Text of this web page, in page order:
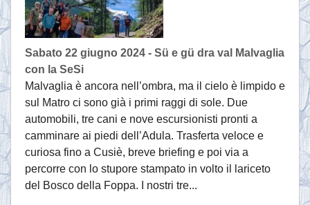
Sabato 22 giugno 2024 - Sü e gü dra val Malvaglia
con la SeSi
Malvaglia è ancora nell’ombra, ma il cielo è limpido e
sul Matro ci sono già i primi raggi di sole. Due
automobili, tre cani e nove escursionisti pronti a
camminare ai piedi dell’Adula. Trasferta veloce e
curiosa fino a Cusiè, breve briefing e poi via a
percorre con lo stupore stampato in volto il lariceto
del Bosco della Foppa. I nostri tre...